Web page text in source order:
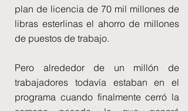
plan de licencia de 70 mil millones de
libras esterlinas el ahorro de millones
de puestos de trabajo.
Pero alrededor de un millón de
trabajadores todavía estaban en el
programa cuando finalmente cerró la